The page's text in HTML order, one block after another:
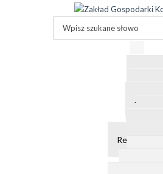
Jakość
Regulamin-